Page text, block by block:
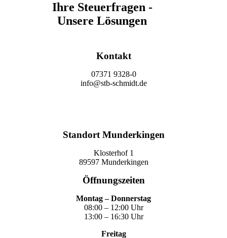
Ihre Steuerfragen -
Unsere Lösungen
Kontakt
07371 9328-0
info@stb-schmidt.de
Standort Munderkingen
Klosterhof 1
89597 Munderkingen
Öffnungszeiten
Montag – Donnerstag
08:00 – 12:00 Uhr
13:00 – 16:30 Uhr
Freitag